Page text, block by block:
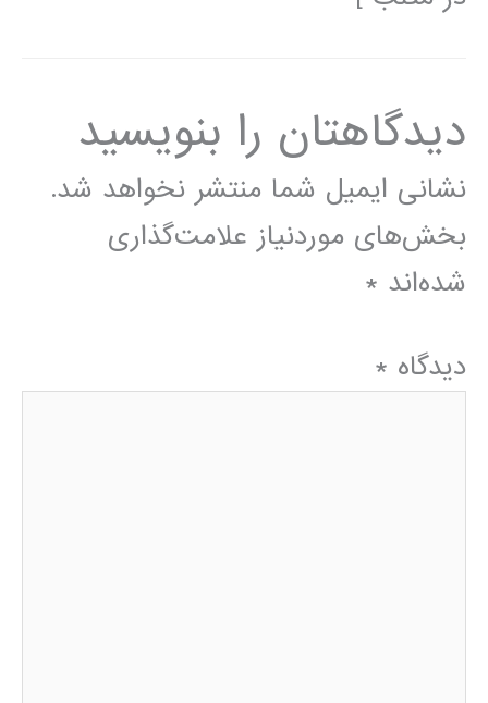
دیدگاهتان را بنویسید
نشانی ایمیل شما منتشر نخواهد شد.
بخش‌های موردنیاز علامت‌گذاری
شده‌اند *
دیدگاه *